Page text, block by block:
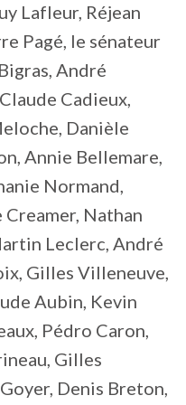
Lafleur, Réjean
Pagé, le sénateur
André
Cadieux,
Danièle
Annie Bellemare,
Normand,
Nathan
Leclerc, André
Gilles Villeneuve,
Aubin, Kevin
Pédro Caron,
Gilles
Denis Breton,